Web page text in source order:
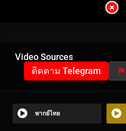
Video Sources
ติดตาม Telegram
พากย์ไทย